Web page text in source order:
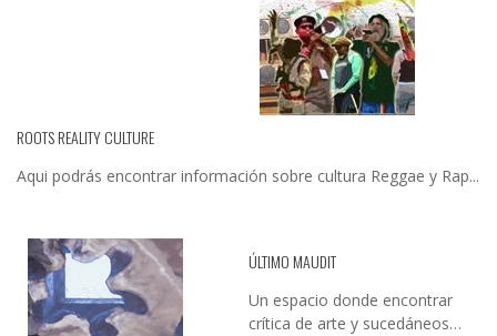
ROOTS REALITY CULTURE
Aqui podrás encontrar información sobre cultura Reggae y Rap...
ÚLTIMO MAUDIT
Un espacio donde encontrar
crítica de arte y sucedáneos…